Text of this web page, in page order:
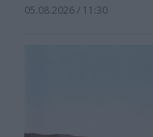
05.08.2026 / 11:30